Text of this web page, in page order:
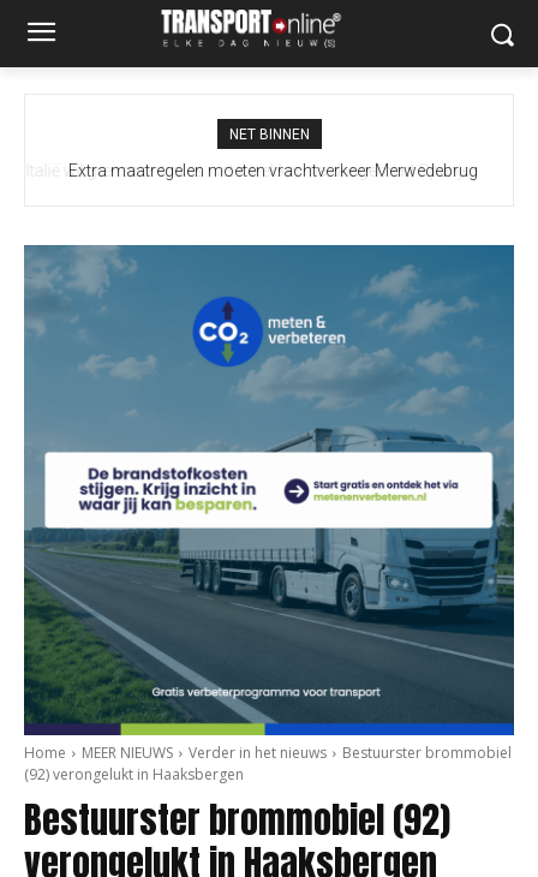
NET BINNEN
Extra maatregelen moeten vrachtverkeer Merwedebrug
Home MEER NIEUWS Verder in het nieuws
Bestuurster brommobiel
(92) verongelukt in Haaksbergen
Bestuurster brommobiel (92)
verongelukt in Haaksbergen